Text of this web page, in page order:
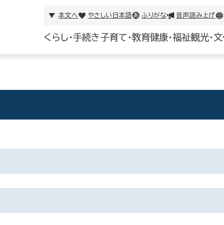
本文へ やさしい日本語 ふりがな 音声読み上げ
くらし・手続き子育て・教育健康・福祉観光・